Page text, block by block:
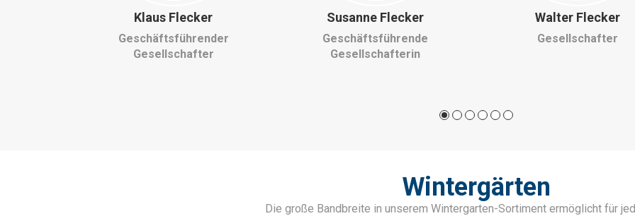
Susanne Flecker
Geschäftsführende
Gesellschafterin
Walter Flecker
Gesellschafter
Paul Flecker
Assistent der
Wintergärten
Die große Bandbreite in unserem Wintergarten-Sortiment ermöglicht für